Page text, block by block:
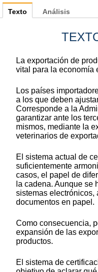
Texto
La exportación de
vital para la economía
Los países
a los que deben
Corresponde a la
garantizar ante los
mismos, mediante la
veterinarios de
El sistema actual de
suficientemente
casos, el papel de
la cadena. Aunque se
sistemas
documentos en papel.
Como consecuencia,
expansión de las
productos.
El sistema de
Análisis